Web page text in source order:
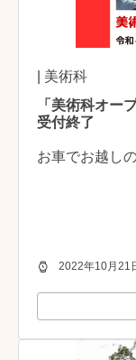
| 美術科
「美術科オー
受付終了
お車でお越し
2022年10月21